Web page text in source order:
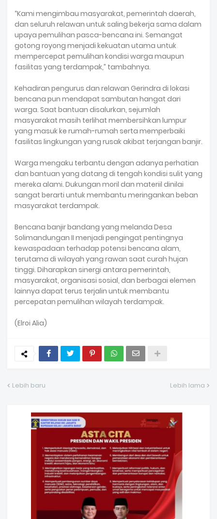
“Kami mengimbau masyarakat, pemerintah daerah,
dan seluruh relawan untuk saling bekerja sama dalam
upaya pemulihan pasca-bencana ini. Semangat
gotong royong menjadi kekuatan utama untuk
mempercepat pemulihan kondisi warga maupun
fasilitas yang terdampak,” tambahnya.
Kehadiran pengurus dan relawan Gerindra di lokasi
bencana pun mendapat sambutan hangat dari
warga. Saat bantuan disalurkan, sejumlah
masyarakat masih terlihat membersihkan lumpur
yang masuk ke rumah-rumah serta memperbaiki
fasilitas lingkungan yang rusak akibat terjangan banjir.
Warga mengaku terbantu dengan adanya perhatian
dan bantuan yang datang di tengah kondisi sulit yang
mereka alami. Dukungan moril dan materiil dinilai
sangat berarti untuk membantu meringankan beban
masyarakat terdampak.
Bencana banjir bandang yang melanda Desa
Solimandungan II menjadi pengingat pentingnya
kewaspadaan terhadap potensi bencana alam,
terutama di wilayah yang rawan saat curah hujan
tinggi. Diharapkan sinergi antara pemerintah,
masyarakat, organisasi sosial, dan berbagai elemen
lainnya dapat terus terjalin untuk membantu
percepatan pemulihan wilayah terdampak.
(Elroi Alia)
Lebih baru Lebih lama